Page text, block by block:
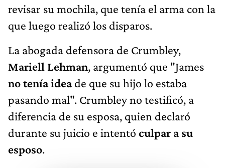
revisar su mochila, que tenía el arma con la
que luego realizó los disparos.
La abogada defensora de Crumbley,
Mariell Lehman, argumentó que "James
no tenía ideade que su hijo lo estaba
pasando mal". Crumbley no testificó, a
diferencia de su esposa, quien declaró
durante su juicio e intentó culpar a su
esposo.